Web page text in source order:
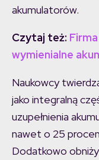
akumulatorów.
Czytaj też:
wymienialne
Naukowcy
jako integralną
uzupełnienia
nawet o 25
Dodatkowo